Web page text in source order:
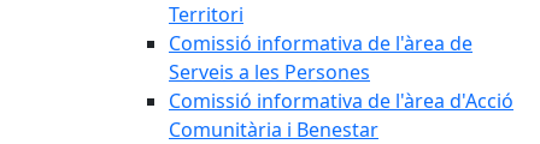
Territori
Comissió informativa de l'àrea de
Serveis a les Persones
Comissió informativa de l'àrea d'Acció
Comunitària i Benestar